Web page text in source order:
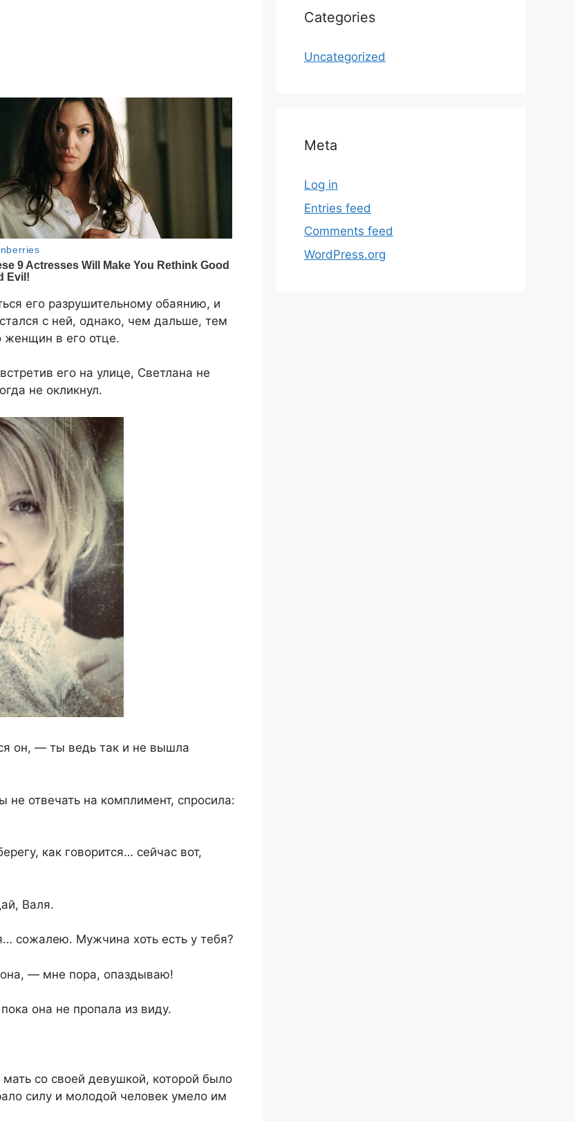
его разрушительному обаянию, и
с ней, однако, чем дальше, тем
женщин в его отце.
его на улице, Светлана не
не окликнул.
он, — ты ведь так и не вышла
отвечать на комплимент, спросила:
как говорится… сейчас вот,
Валя.
Мужчина хоть есть у тебя?
— мне пора, опаздываю!
она не пропала из виду.
со своей девушкой, которой было
силу и молодой человек умело им
Categories
Uncategorized
Meta
Log in
Entries feed
Comments feed
WordPress.org